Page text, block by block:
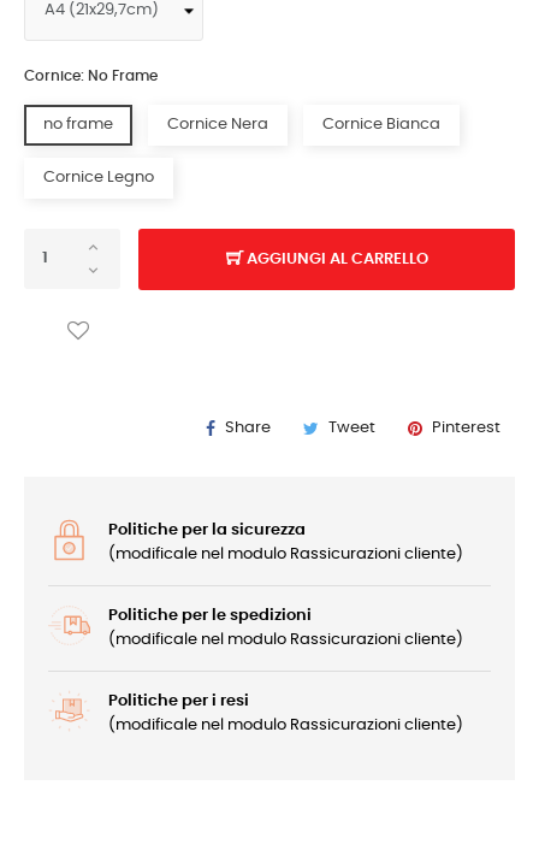
Cornice: No Frame
no frame Cornice Nera Cornice Bianca
Cornice Legno
AGGIUNGI AL CARRELLO
Share Tweet Pinterest
Politiche per la sicurezza
(modificale nel modulo Rassicurazioni cliente)
Politiche per le spedizioni
(modificale nel modulo Rassicurazioni cliente)
Politiche per i resi
(modificale nel modulo Rassicurazioni cliente)